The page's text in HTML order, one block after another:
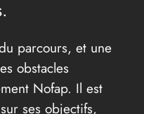
parcours, et une
obstacles
Nofap. Il est
ses objectifs,